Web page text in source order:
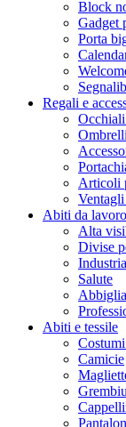
Block
Gadget
Porta
Regali e
Occhiali
Articoli
Abiti da lavoro
Alta
Divise
Salute
Abiti e tessile
Camicie